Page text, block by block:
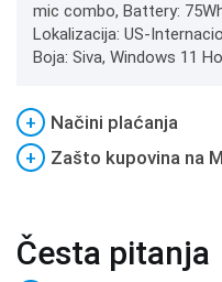
mic combo, Battery:
Lokalizacija: US-
Boja: Siva, Windows 11
+
Načini plaćanja
+
Zašto kupovina na
Česta pitanja